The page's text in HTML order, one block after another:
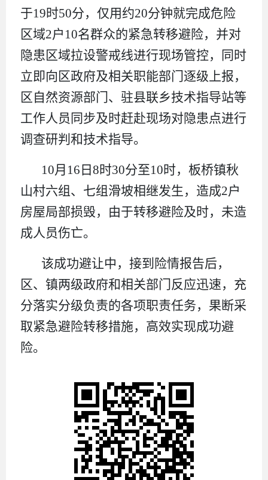
于19时50分，仅用约20分钟就完成危险
区域2户10名群众的紧急转移避险，并对
隐患区域拉设警戒线进行现场管控，同时
立即向区政府及相关职能部门逐级上报，
区自然资源部门、驻县联乡技术指导站等
工作人员同步及时赶赴现场对隐患点进行
调查研判和技术指导。
10月16日8时30分至10时，板桥镇秋
山村六组、七组滑坡相继发生，造成2户
房屋局部损毁，由于转移避险及时，未造
成人员伤亡。
该成功避让中，接到险情报告后，
区、镇两级政府和相关部门反应迅速，充
分落实分级负责的各项职责任务，果断采
取紧急避险转移措施，高效实现成功避
险。